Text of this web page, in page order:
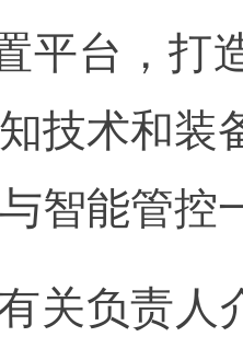
平台，打
技术和装
智能管控
关负责人